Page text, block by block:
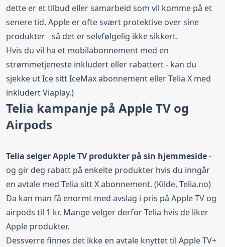
dette er et tilbud eller samarbeid som vil komme på et
senere tid. Apple er ofte svært protektive over sine
produkter - så det er selvfølgelig ikke sikkert.
Hvis du vil ha et mobilabonnement med en
strømmetjeneste inkludert eller rabattert - kan du
sjekke ut Ice sitt IceMax abonnement eller Telia X med
inkludert Viaplay.)
Telia kampanje på Apple TV og
Airpods
Telia selger Apple TV produkter på sin hjemmeside-
og gir deg rabatt på enkelte produkter hvis du inngår
en avtale med Telia sitt X abonnement. (Kilde, Telia.no)
Da kan man få enormt med avslag i pris på Apple TV og
airpods til 1 kr. Mange velger derfor Telia hvis de liker
Apple produkter.
Dessverre finnes det ikke en avtale knyttet til Apple TV+